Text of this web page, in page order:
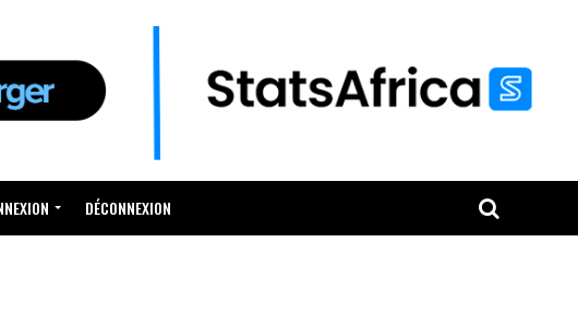
DÉCONNEXION